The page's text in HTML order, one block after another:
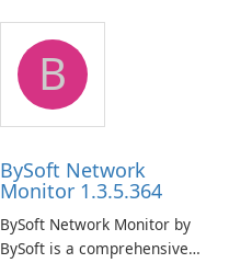
application that allows users
to easily browse and manage
shared folders on their
network.
B
BySoft Network
Monitor 1.3.5.364
BySoft Network Monitor by
BySoft is a comprehensive